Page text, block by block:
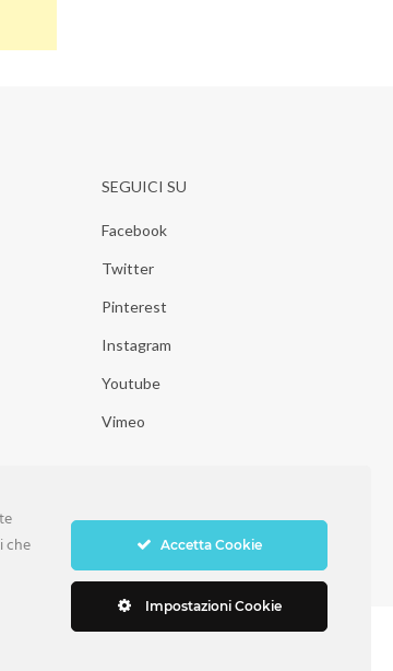
SEGUICI SU
Facebook
Twitter
Pinterest
Instagram
Youtube
Vimeo
che
Accetta Cookie
Impostazioni Cookie